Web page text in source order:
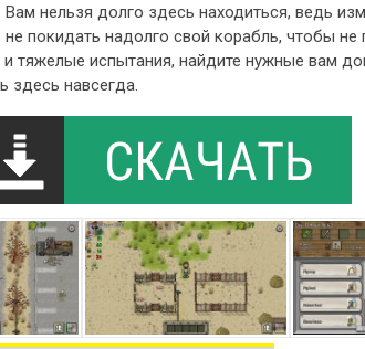
нельзя долго здесь находиться, ведь
не покидать надолго свой корабль, чтобы не
тяжелые испытания, найдите нужные вам
здесь навсегда.